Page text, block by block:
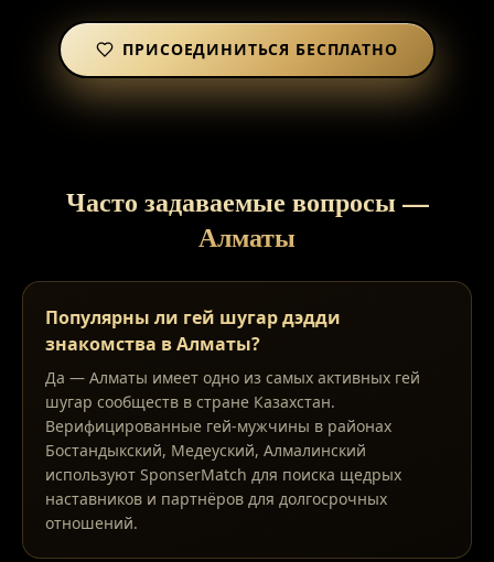
ПРИСОЕДИНИТЬСЯ БЕСПЛАТНО
Часто задаваемые вопросы —
Алматы
Популярны ли гей шугар дэдди
знакомства в Алматы?
Да — Алматы имеет одно из самых активных гей
шугар сообществ в стране Казахстан.
Верифицированные гей-мужчины в районах
Бостандыкский, Медеуский, Алмалинский
используют SponserMatch для поиска щедрых
наставников и партнёров для долгосрочных
отношений.